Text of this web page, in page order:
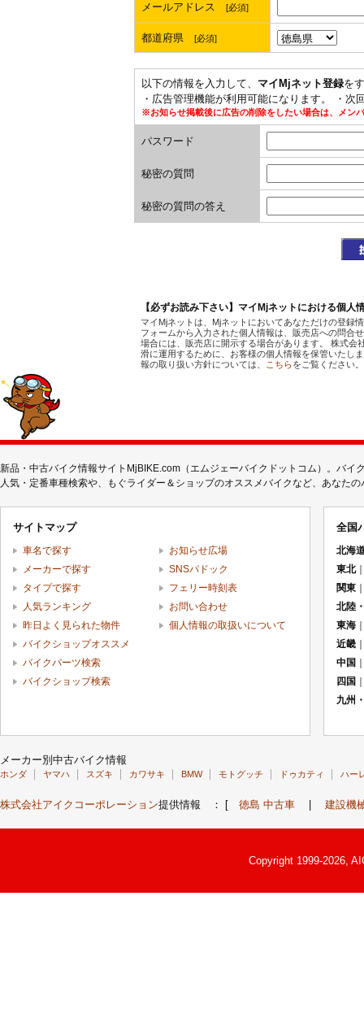
メールアドレス [必須]
都道府県 [必須]
以下の情報を入力して、 マイMjネット登録を
・広告管理機能が利用可能になります。 ・次
※お知らせ掲載後に広告の削除をしたい場合は、メン
パスワード
秘密の質問
秘密の質問の答え
【必ずお読み下さい】マイMjネットにおける個人
マイMjネットは、Mjネットにおいてあなただけの登録
フォームから入力された個人情報は、販売店への問合
場合には、販売店に開示する場合があります。 株式会
滑に運用するために、お客様の個人情報を保管いたし
報の取り扱い方針については、
こちらをご覧ください。
新品・中古バイク情報サイトMjBIKE.com（エムジェーバイクドットコム）。バ
人気・定番車種検索や、もぐライダー＆ショップのオススメバイクなど、あなた
サイトマップ
車名で探す
メーカーで探す
タイプで探す
人気ランキング
昨日よく見られた物件
バイクショップオススメ
バイクパーツ検索
バイクショップ検索
お知らせ広場
SNSパドック
フェリー時刻表
お問い合わせ
個人情報の取扱いについて
全国
北海
東北
関東
北陸
東海
近畿
中国
四国
九州
メーカー別中古バイク情報
ホンダ ヤマハ スズキ カワサキ BMW モトグッチ ドゥカティ ハー
株式会社アイクコーポレーション提供情報 ： [ 徳島 中古車 建設機
Copyright 1999-2026,